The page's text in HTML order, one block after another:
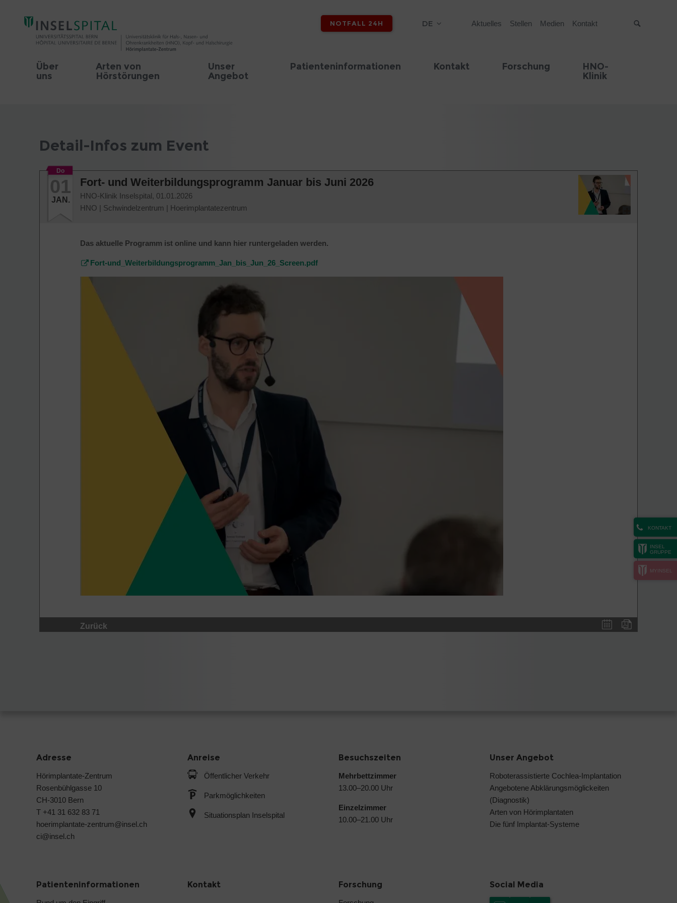
NOTFALL 24H DE Aktuelles Stellen Medien Kontakt
Über
uns
Arten von
Hörstörungen
Unser
Angebot
Patienteninformationen Kontakt Forschung
HNO-
Klinik
KONTAKT
INSEL
GRUPPE
MYINSEL
Detail-Infos zum Event
Do
01
JAN.
Fort- und Weiterbildungsprogramm Januar bis Juni 2026
HNO-Klinik Inselspital, 01.01.2026
HNO | Schwindelzentrum | Hoerimplantatezentrum
Das aktuelle Programm ist online und kann hier runtergeladen werden.
Fort-und_Weiterbildungsprogramm_Jan_bis_Jun_26_Screen.pdf
Zurück
Adresse
Hörimplantate-Zentrum
Rosenbühlgasse 10
CH-3010 Bern
T +41 31 632 83 71
hoerimplantate-zentrum@insel.ch
ci@insel.ch
Anreise
Öffentlicher Verkehr
Parkmöglichkeiten
Situationsplan Inselspital
Besuchszeiten
Mehrbettzimmer
13.00–20.00 Uhr
Einzelzimmer
10.00–21.00 Uhr
Unser Angebot
Roboterassistierte Cochlea-Implantation
Angebotene Abklärungsmöglickeiten
(Diagnostik)
Arten von Hörimplantaten
Die fünf Implantat-Systeme
Patienteninformationen Kontakt Forschung Social Media